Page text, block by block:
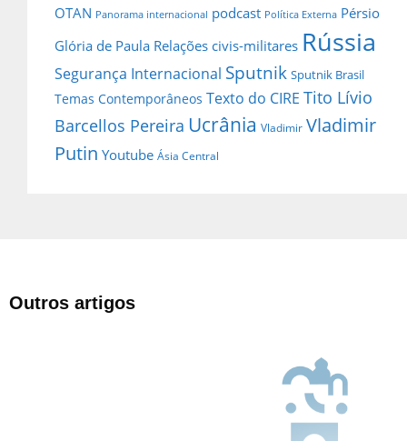
OTAN Panorama internacional podcast Política Externa Pérsio
Glória de Paula Relações civis-militares Rússia
Segurança Internacional Sputnik Sputnik Brasil
Temas Contemporâneos Texto do CIRE Tito Lívio
Barcellos Pereira Ucrânia Vladimir Vladimir
Putin Youtube Ásia Central
Outros artigos